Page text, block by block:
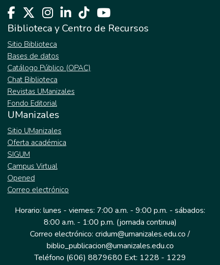
Biblioteca y Centro de Recursos
Sitio Biblioteca
Bases de datos
Catálogo Público (OPAC)
Chat Biblioteca
Revistas UManizales
Fondo Editorial
UManizales
Sitio UManizales
Oferta académica
SIGUM
Campus Virtual
Opened
Correo electrónico
Horario: lunes - viernes: 7:00 a.m. - 9:00 p.m. - sábados:
8:00 a.m. - 1:00 p.m. (jornada continua)
Correo electrónico: cridum@umanizales.edu.co /
biblio_publicacion@umanizales.edu.co
Teléfono (606) 8879680 Ext: 1228 - 1229